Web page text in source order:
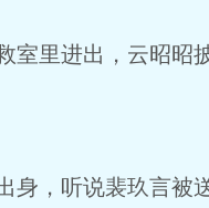
室里进出，云昭昭
，听说裴玖言被